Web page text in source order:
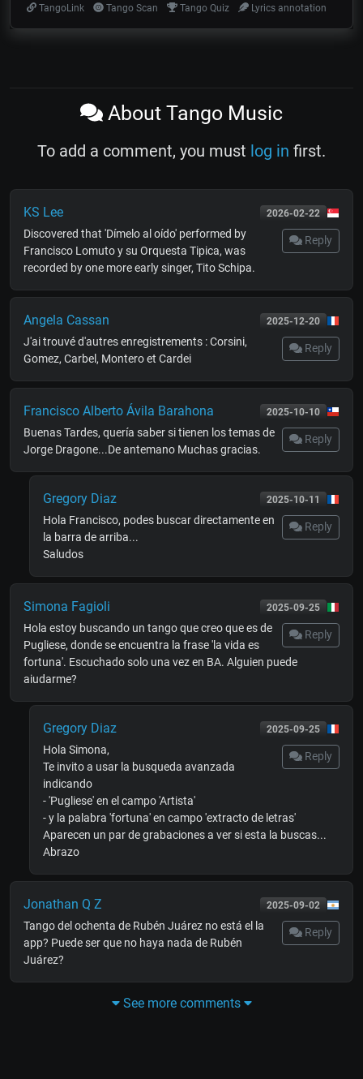
TangoLink
Tango Scan Tango Quiz Lyrics annotation
About Tango Music
To add a comment, you must log in first.
2026-02-22
KS Lee
Reply
Discovered that 'Dímelo al oído' performed by
Francisco Lomuto y su Orquesta Tipica, was
recorded by one more early singer, Tito Schipa.
2025-12-20
Angela Cassan
Reply
J'ai trouvé d'autres enregistrements : Corsini,
Gomez, Carbel, Montero et Cardei
2025-10-10
Francisco Alberto Ávila Barahona
Reply
Buenas Tardes, quería saber si tienen los temas de
Jorge Dragone...De antemano Muchas gracias.
2025-10-11
Gregory Diaz
Reply
Hola Francisco, podes buscar directamente en
la barra de arriba...
Saludos
2025-09-25
Simona Fagioli
Reply
Hola estoy buscando un tango que creo que es de
Pugliese, donde se encuentra la frase 'la vida es
fortuna'. Escuchado solo una vez en BA. Alguien puede
aiudarme?
2025-09-25
Gregory Diaz
Reply
Hola Simona,
Te invito a usar la busqueda avanzada
indicando
- 'Pugliese' en el campo 'Artista'
- y la palabra 'fortuna' en campo 'extracto de letras'
Aparecen un par de grabaciones a ver si esta la buscas...
Abrazo
2025-09-02
Jonathan Q Z
Reply
Tango del ochenta de Rubén Juárez no está el la
app? Puede ser que no haya nada de Rubén
Juárez?
See more comments